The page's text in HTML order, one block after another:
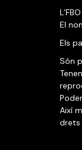
El
Els
Són
Així
drets